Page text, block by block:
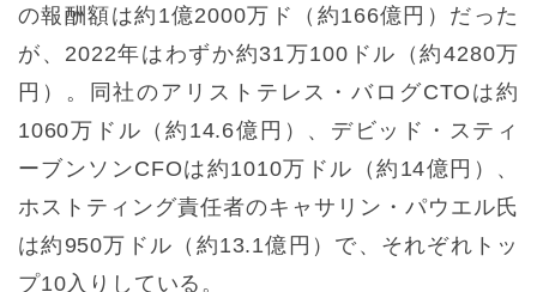
の報酬額は約1億2000万ド（約166億円）だった
が、2022年はわずか約31万100ドル（約4280万
円）。同社のアリストテレス・バログCTOは約
1060万ドル（約14.6億円）、デビッド・スティ
ーブンソンCFOは約1010万ドル（約14億円）、
ホストティング責任者のキャサリン・パウエル氏
は約950万ドル（約13.1億円）で、それぞれトッ
プ10入りしている。